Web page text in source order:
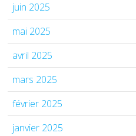
juin 2025
mai 2025
avril 2025
mars 2025
février 2025
janvier 2025